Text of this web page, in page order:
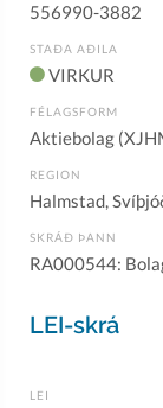
556990-3882
STAÐA AÐILA
VIRKUR
FÉLAGSFORM
Aktiebolag
REGION
Halmstad,
SKRÁÐ ÞANN
RA000544:
LEI-skrá
LEI